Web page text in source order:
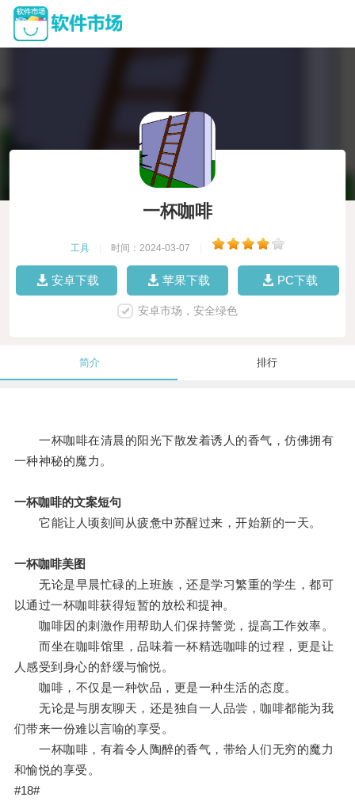
一杯咖啡
工具 时间：2024-03-07
安卓下载 苹果下载 PC下载
安卓市场，安全绿色
简介 排行
一杯咖啡在清晨的阳光下散发着诱人的香气，仿佛拥有
一种神秘的魔力。
一杯咖啡的文案短句
它能让人顷刻间从疲惫中苏醒过来，开始新的一天。
一杯咖啡美图
无论是早晨忙碌的上班族，还是学习繁重的学生，都可
以通过一杯咖啡获得短暂的放松和提神。
咖啡因的刺激作用帮助人们保持警觉，提高工作效率。
而坐在咖啡馆里，品味着一杯精选咖啡的过程，更是让
人感受到身心的舒缓与愉悦。
咖啡，不仅是一种饮品，更是一种生活的态度。
无论是与朋友聊天，还是独自一人品尝，咖啡都能为我
们带来一份难以言喻的享受。
一杯咖啡，有着令人陶醉的香气，带给人们无穷的魔力
和愉悦的享受。
#18#